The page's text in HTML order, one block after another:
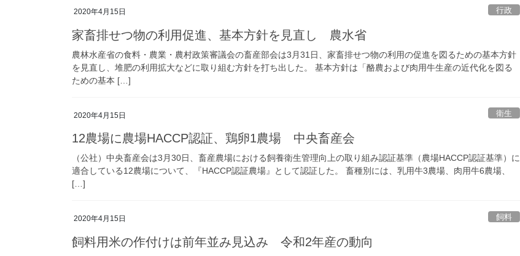
2020年4月15日 行政
家畜排せつ物の利用促進、基本方針を見直し 農水省
農林水産省の食料・農業・農村政策審議会の畜産部会は3月31日、家畜排せつ物の利用の促進を図るための基本方針
を見直し、堆肥の利用拡大などに取り組む方針を打ち出した。 基本方針は「酪農および肉用牛生産の近代化を図る
ための基本 […]
2020年4月15日 衛生
12農場に農場HACCP認証、鶏卵1農場 中央畜産会
（公社）中央畜産会は3月30日、畜産農場における飼養衛生管理向上の取り組み認証基準（農場HACCP認証基準）に
適合している12農場について、『HACCP認証農場』として認証した。 畜種別には、乳用牛3農場、肉用牛6農場、
[…]
2020年4月15日 飼料
飼料用米の作付けは前年並み見込み 令和2年産の動向